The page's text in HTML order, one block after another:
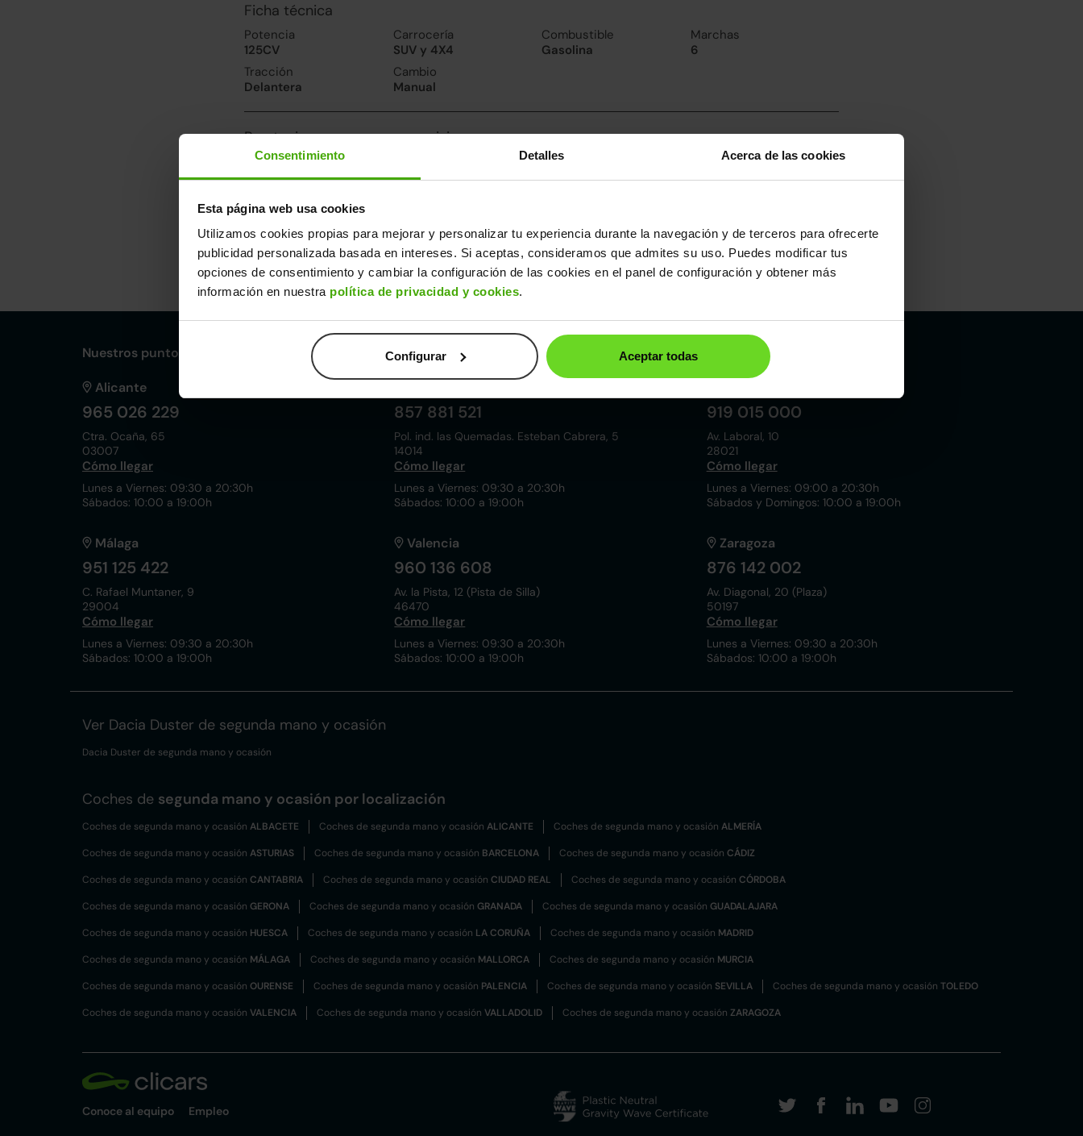
Consentimiento Detalles Acerca de las cookies
Esta página web usa cookies
Utilizamos cookies propias para mejorar y personalizar tu experiencia durante la navegación y de terceros para ofrecerte
publicidad personalizada basada en intereses. Si aceptas, consideramos que admites su uso. Puedes modificar tus
opciones de consentimiento y cambiar la configuración de las cookies en el panel de configuración y obtener más
información en nuestra política de privacidad y cookies.
Configurar Aceptar todas
Ficha técnica
Potencia
125CV
Carrocería
SUV y 4X4
Combustible
Gasolina
Marchas
6
Tracción
Delantera
Cambio
Manual
Prestaciones, consumo y emisiones
Velocidad máxima
177km/h
10.4segundos
Emisiones
138CO2
Consumo mixto
6.2l/100
7.3l/100
Dimensiones y otros datos
Largo
Ancho
Alto
1,69m
Nuestros puntos de venta Clicars:
Alicante
965 026 229
Ctra. Ocaña, 65
03007
Cómo llegar
Lunes a Viernes: 09:30 a 20:30h
Sábados: 10:00 a 19:00h
857 881 521
Pol. ind. las Quemadas. Esteban Cabrera, 5
14014
Cómo llegar
Lunes a Viernes: 09:30 a 20:30h
Sábados: 10:00 a 19:00h
919 015 000
Av. Laboral, 10
28021
Cómo llegar
Lunes a Viernes: 09:00 a 20:30h
Sábados y Domingos: 10:00 a 19:00h
Málaga
951 125 422
C. Rafael Muntaner, 9
29004
Cómo llegar
Lunes a Viernes: 09:30 a 20:30h
Sábados: 10:00 a 19:00h
Valencia
960 136 608
Av. la Pista, 12 (Pista de Silla)
46470
Cómo llegar
Lunes a Viernes: 09:30 a 20:30h
Sábados: 10:00 a 19:00h
Zaragoza
876 142 002
Av. Diagonal, 20 (Plaza)
50197
Cómo llegar
Lunes a Viernes: 09:30 a 20:30h
Sábados: 10:00 a 19:00h
Ver Dacia Duster de segunda mano y ocasión
Dacia Duster de segunda mano y ocasión
Coches de segunda mano y ocasión por localización
Coches de segunda mano y ocasión ALBACETE Coches de segunda mano y ocasión ALICANTE Coches de segunda mano y ocasión ALMERÍA
Coches de segunda mano y ocasión ASTURIAS Coches de segunda mano y ocasión BARCELONA Coches de segunda mano y ocasión CÁDIZ
Coches de segunda mano y ocasión CANTABRIA Coches de segunda mano y ocasión CIUDAD REAL Coches de segunda mano y ocasión CÓRDOBA
Coches de segunda mano y ocasión GERONA Coches de segunda mano y ocasión GRANADA Coches de segunda mano y ocasión GUADALAJARA
Coches de segunda mano y ocasión HUESCA Coches de segunda mano y ocasión LA CORUÑA Coches de segunda mano y ocasión MADRID
Coches de segunda mano y ocasión MÁLAGA Coches de segunda mano y ocasión MALLORCA Coches de segunda mano y ocasión MURCIA
Coches de segunda mano y ocasión OURENSE Coches de segunda mano y ocasión PALENCIA Coches de segunda mano y ocasión SEVILLA Coches de segunda mano y ocasión TOLEDO
Coches de segunda mano y ocasión VALENCIA Coches de segunda mano y ocasión VALLADOLID Coches de segunda mano y ocasión ZARAGOZA
Conoce al equipo Empleo